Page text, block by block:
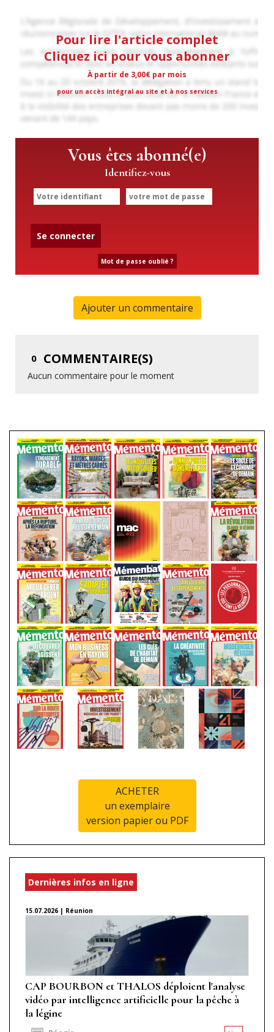
Pour lire l'article complet
Cliquez ici pour vous abonner
À partir de 3,00€ par mois
pour un accès intégral au site et à nos services
Vous êtes abonné(e)
Identifiez-vous
Se connecter
Mot de passe oublié ?
Ajouter un commentaire
0 COMMENTAIRE(S)
Aucun commentaire pour le moment
ACHETER
un exemplaire
version papier ou PDF
Dernières infos en ligne
15.07.2026 | Réunion
CAP BOURBON et THALOS déploient l'analyse
vidéo par intelligence artificielle pour la pêche à
la légine